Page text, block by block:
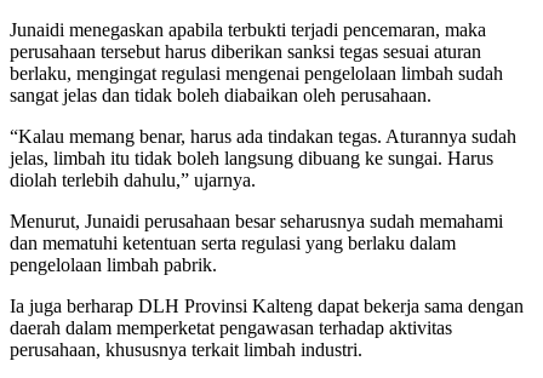
Junaidi menegaskan apabila terbukti terjadi pencemaran, maka
perusahaan tersebut harus diberikan sanksi tegas sesuai aturan
berlaku, mengingat regulasi mengenai pengelolaan limbah sudah
sangat jelas dan tidak boleh diabaikan oleh perusahaan.
“Kalau memang benar, harus ada tindakan tegas. Aturannya sudah
jelas, limbah itu tidak boleh langsung dibuang ke sungai. Harus
diolah terlebih dahulu,” ujarnya.
Menurut, Junaidi perusahaan besar seharusnya sudah memahami
dan mematuhi ketentuan serta regulasi yang berlaku dalam
pengelolaan limbah pabrik.
Ia juga berharap DLH Provinsi Kalteng dapat bekerja sama dengan
daerah dalam memperketat pengawasan terhadap aktivitas
perusahaan, khususnya terkait limbah industri.